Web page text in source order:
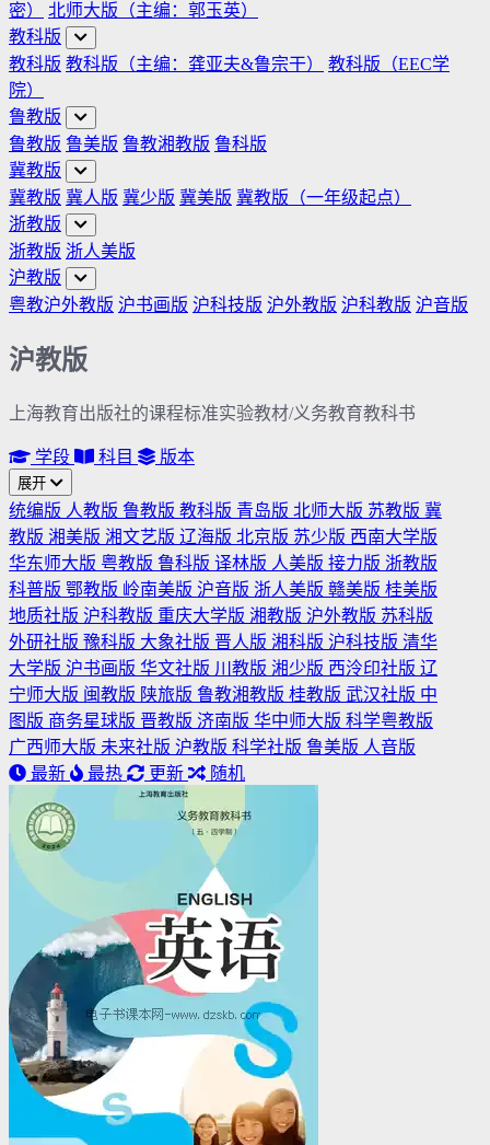
密）
北师大版（主编：郭玉英）
教科版
教科版 教科版（主编：龚亚夫&鲁宗干）
教科版（EEC学
院）
鲁教版
鲁教版 鲁美版 鲁教湘教版 鲁科版
冀教版
冀教版 冀人版 冀少版 冀美版 冀教版（一年级起点）
浙教版
浙教版 浙人美版
沪教版
粤教沪外教版 沪书画版 沪科技版 沪外教版 沪科教版 沪音版
沪教版
上海教育出版社的课程标准实验教材/义务教育教科书
学段 科目 版本
展开
统编版 人教版 鲁教版 教科版 青岛版 北师大版 苏教版 冀
教版 湘美版 湘文艺版 辽海版 北京版 苏少版 西南大学版
华东师大版 粤教版 鲁科版 译林版 人美版 接力版 浙教版
科普版 鄂教版 岭南美版 沪音版 浙人美版 赣美版 桂美版
地质社版 沪科教版 重庆大学版 湘教版 沪外教版 苏科版
外研社版 豫科版 大象社版 晋人版 湘科版 沪科技版 清华
大学版 沪书画版 华文社版 川教版 湘少版 西泠印社版 辽
宁师大版 闽教版 陕旅版 鲁教湘教版 桂教版 武汉社版 中
图版 商务星球版 晋教版 济南版 华中师大版 科学粤教版
广西师大版 未来社版 沪教版 科学社版 鲁美版 人音版
最新
最热 更新 随机